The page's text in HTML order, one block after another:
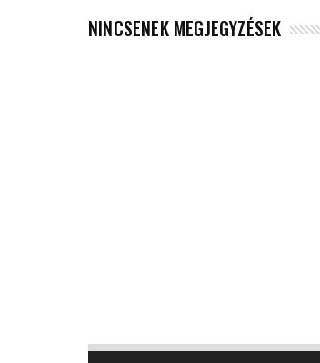
NINCSENEK MEGJEGYZÉSEK